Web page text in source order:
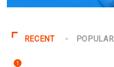
RECENT POPULAR
1